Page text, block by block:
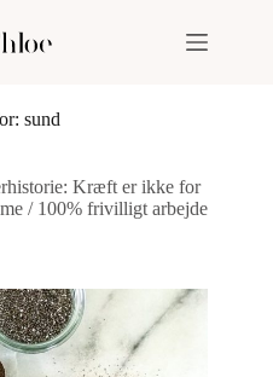
sund
Kræft er ikke for
/ 100% frivilligt arbejde